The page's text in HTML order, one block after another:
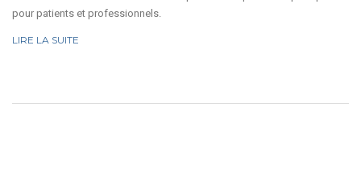
pour patients et professionnels.
LIRE LA SUITE